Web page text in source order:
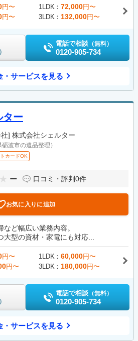
円〜 1LDK 72,000円〜
円〜 3LDK 132,000円〜
電話で相談 （無料）
0120-905-734
・サービスを見る
ター
] 株式会社シェルター
砺波市の遺品整理）
カードOK
ー 口コミ・評判0件
お気に入りに追加
ど幅広い業務内容。
大型の資材・家電にも対応...
円〜 1LDK 60,000円〜
円〜 3LDK 180,000円〜
電話で相談 （無料）
0120-905-734
・サービスを見る